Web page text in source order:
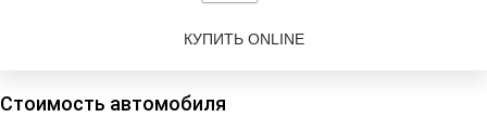
КУПИТЬ ONLINE
Стоимость автомобиля